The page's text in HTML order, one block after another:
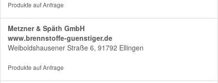
Produkte auf Anfrage
Metzner & Späth GmbH
www.brennstoffe-guenstiger.de
Weiboldshausener Straße 6, 91792 Ellingen
Produkte auf Anfrage